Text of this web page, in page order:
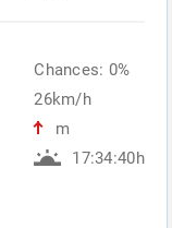
Chances: 0%
26km/h
m
17:34:40h